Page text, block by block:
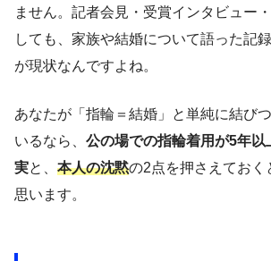
ません。記者会見・受賞インタビュー
しても、家族や結婚について語った記
が現状なんですよね。
あなたが「指輪＝結婚」と単純に結び
いるなら、 公の場での指輪着用が5年以
実と、 本人の沈黙の2点を押さえておく
思います。